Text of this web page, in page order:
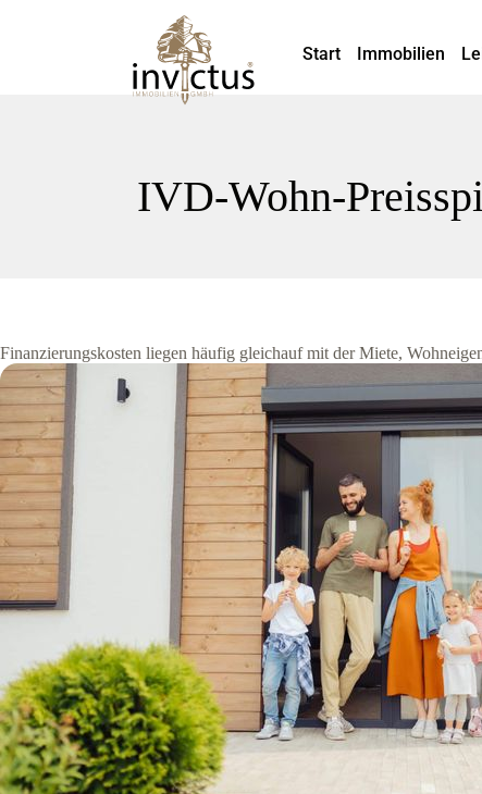
Start Immobilien
IVD-Wohn-
Finanzierungskosten liegen häufig gleichauf mit der Miete,